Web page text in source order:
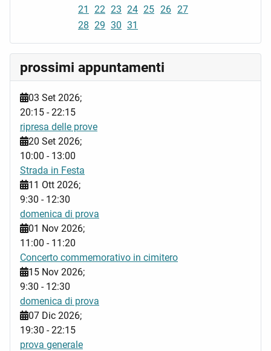
21
22 23 24 25 26 27
28 29 30 31
prossimi appuntamenti
03 Set 2026;
20:15 -22:15
ripresa delle prove
20 Set 2026;
10:00 - 13:00
Strada in Festa
11 Ott 2026;
9:30 - 12:30
domenica di prova
01 Nov 2026;
11:00 - 11:20
Concerto commemorativo in cimitero
15 Nov 2026;
9:30 - 12:30
domenica di prova
07 Dic 2026;
19:30 -22:15
prova generale